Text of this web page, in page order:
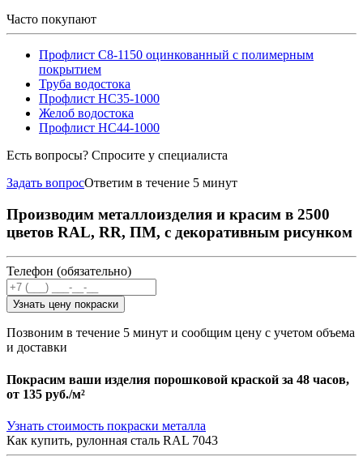
Часто покупают
Профлист С8-1150 оцинкованный с полимерным
покрытием
Труба водостока
Профлист НС35-1000
Желоб водостока
Профлист НС44-1000
Есть вопросы? Спросите у специалиста
Задать вопросОтветим в течение 5 минут
Производим металлоизделия и красим в 2500
цветов RAL, RR, ПМ, с декоративным рисунком
Телефон (обязательно)
Узнать цену покраски
Позвоним в течение 5 минут и сообщим цену с учетом объема
и доставки
Покрасим ваши изделия порошковой краской за 48 часов,
от 135 руб./м²
Узнать стоимость покраски металла
Как купить, рулонная сталь RAL 7043